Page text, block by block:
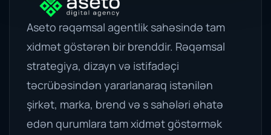
Aseto rəqəmsal agentlik sahəsində tam
xidmət göstərən bir brenddir. Rəqəmsal
strategiya, dizayn və istifadəçi
təcrübəsindən yararlanaraq istənilən
şirkət, marka, brend və s sahələri əhatə
edən qurumlara tam xidmət göstərmək